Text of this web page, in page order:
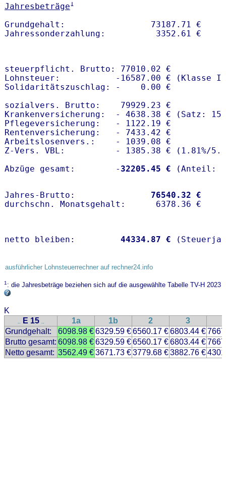
Jahresbeträge1
Grundgehalt:                 73187.71 €
steuerpflicht. Brutto: 77010.02 €
Lohnsteuer:           -16587.00 € (Klasse I)
Solidaritätszuschlag: -    0.00 €
sozialvers. Brutto:    79929.23 €
Krankenversicherung:  - 4638.38 € (Satz:
Pflegeversicherung:   - 1122.19 €
Rentenversicherung:   - 7433.42 €
Arbeitslosenvers.:    - 1039.08 €
Z-Vers. VBL:          - 1385.38 € ( 1.81%/
Abzüge gesamt:        - 32205.45 €
Jahres-Brutto: 76540.32 €
netto bleiben: 44334.87 €
ausführlicher Lohnsteuerrechner auf rechner24.info
1: die Jahresbeträge beziehen sich auf die ausgewählte Tabelle TV-H 2023
K
.. E 15 .. 1a 1b 2 3
Grundgehalt:
6098.98 €6329.59 €6560.17 €6803.44 €
Brutto gesamt: 6098.98 €6329.59 €6560.17 €6803.44 €
Netto gesamt: 3562.49 €3671.73 €3779.68 €3882.76 €